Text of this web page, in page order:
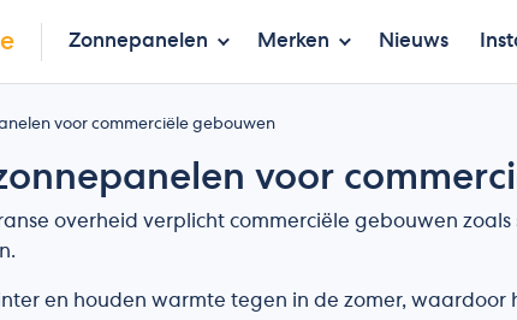
Zonnepanelen Merken Nieuws
voor commerciële gebouwen
voor
overheid verplicht commerciële gebouwen
en houden warmte tegen in de zomer,